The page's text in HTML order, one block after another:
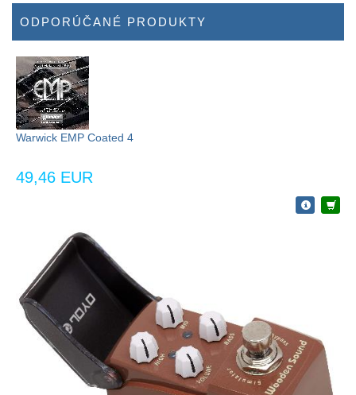
ODPORÚČANÉ PRODUKTY
Warwick EMP Coated 4
49,46 EUR